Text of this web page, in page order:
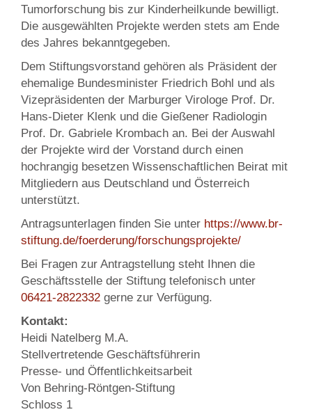
Tumorforschung bis zur Kinderheilkunde bewilligt.
Die ausgewählten Projekte werden stets am Ende
des Jahres bekanntgegeben.
Dem Stiftungsvorstand gehören als Präsident der
ehemalige Bundesminister Friedrich Bohl und als
Vizepräsidenten der Marburger Virologe Prof. Dr.
Hans-Dieter Klenk und die Gießener Radiologin
Prof. Dr. Gabriele Krombach an. Bei der Auswahl
der Projekte wird der Vorstand durch einen
hochrangig besetzen Wissenschaftlichen Beirat mit
Mitgliedern aus Deutschland und Österreich
unterstützt.
Antragsunterlagen finden Sie unter https://www.br-
stiftung.de/foerderung/forschungsprojekte/
Bei Fragen zur Antragstellung steht Ihnen die
Geschäftsstelle der Stiftung telefonisch unter
06421-2822332 gerne zur Verfügung.
Kontakt:
Heidi Natelberg M.A.
Stellvertretende Geschäftsführerin
Presse- und Öffentlichkeitsarbeit
Von Behring-Röntgen-Stiftung
Schloss 1